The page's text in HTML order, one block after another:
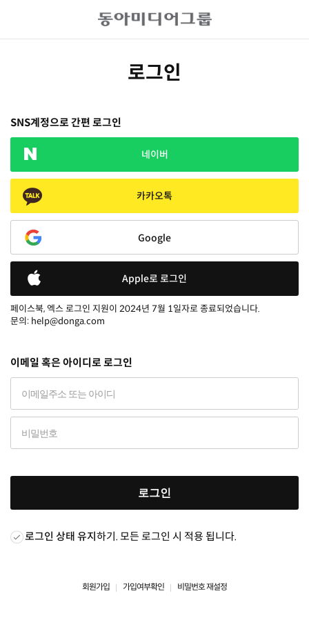
로그인
SNS계정으로 간편 로그인
네이버
카카오톡
Google
Apple로 로그인
페이스북, 엑스 로그인 지원이 2024년 7월 1일자로 종료되었습니다.
문의: help@donga.com
이메일 혹은 아이디로 로그인
로그인
로그인 상태 유지하기. 모든 로그인 시 적용 됩니다.
회원가입 가입여부확인 비밀번호 재설정